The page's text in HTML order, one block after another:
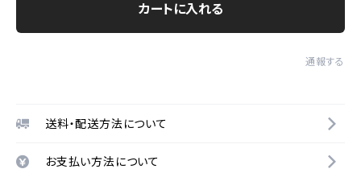
カートに入れる
通報する
送料・配送方法について
お支払い方法について